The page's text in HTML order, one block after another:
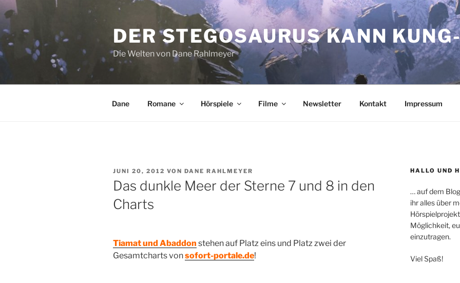
Zum
Inhalt
springen
DER STEGOSAURUS KANN
Die Welten von Dane Rahlmeyer
Dane Romane Hörspiele Filme Newsletter Kontakt Impressum
VERÖFFENTLICHT
AM
JUNI 20, 2012 VON DANE RAHLMEYER
Das dunkle Meer der Sterne 7 und 8 in den
Charts
Tiamat und Abaddon stehen auf Platz eins und Platz zwei der
Gesamtcharts vonsofort-portale.de!
HALLO UND
… auf dem
ihr alles über
Möglichkeit,
einzutragen.
Viel Spaß!